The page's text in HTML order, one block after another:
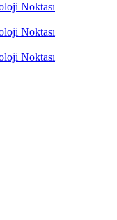
Noktası
Noktası
Noktası